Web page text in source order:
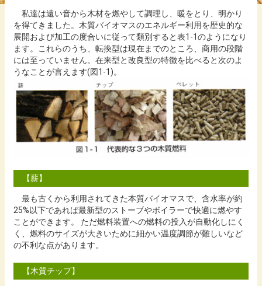
私達は遠い音から木材を燃やして調理し、暖をとり、明かり
を得てきました。木質バイオマスのエネルギー利用を歴史的な
展開および加工の度合いに従って類別すると表1-1のようになり
ます。これらのうち、転換型は現在までのところ、商用の段階
には至っていません。在来型と改良型の特徴を比べると次のよ
うなことが言えます(図1-1)。
【薪】
最も古くから利用されてきた本質バイオマスで、含水率が約
25%以下であれば最新型のストーブやボイラーで快適に燃やす
ことができます。 ただ燃料装置への燃料の投入が自動化しにく
く、燃料のサイズが大きいために細かい温度調節が難しいなど
の不利な点があります。
【木質チップ】